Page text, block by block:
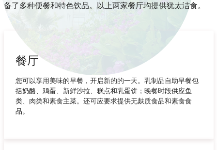
备了多种便餐和特色饮品。以上两家餐厅均提供犹太洁食。
餐厅
您可以享用美味的早餐，开启新的的一天。乳制品自助早餐包
括奶酪、鸡蛋、新鲜沙拉、糕点和乳蛋饼；晚餐时段供应鱼
类、肉类和素食主菜。还可应要求提供无麸质食品和素食食
品。